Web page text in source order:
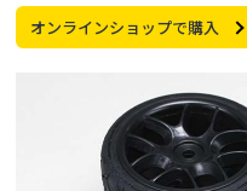
オンラインショップで購入